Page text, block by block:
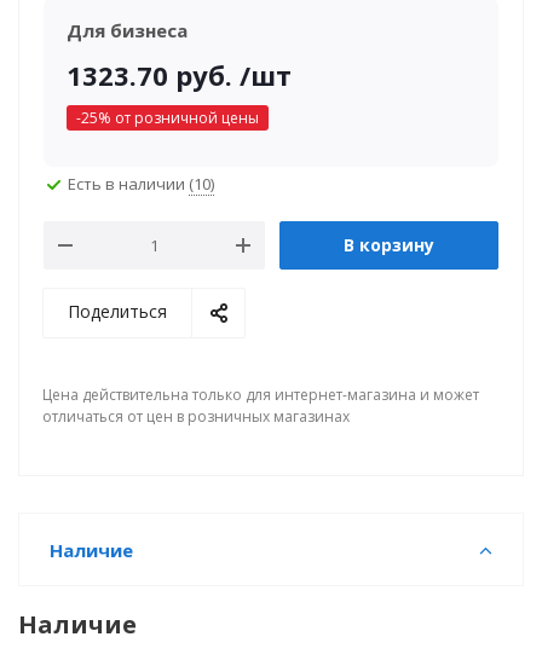
Для бизнеса
1323.70 руб. /шт
-25% от розничной цены
Есть в наличии (10)
В корзину
Поделиться
Цена действительна только для интернет-магазина и может
отличаться от цен в розничных магазинах
Наличие
Наличие